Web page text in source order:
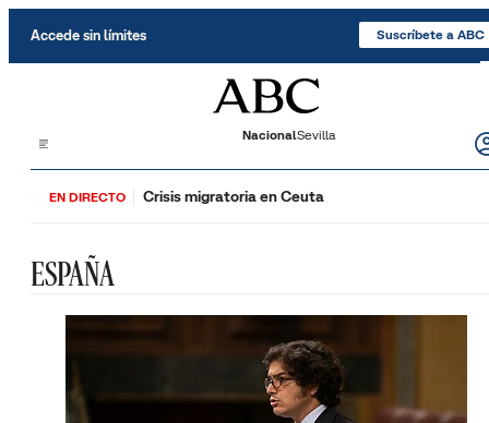
Accede sin límites Suscríbete a ABC
NacionalSevilla
EN DIRECTO Crisis migratoria en Ceuta
ESPAÑA